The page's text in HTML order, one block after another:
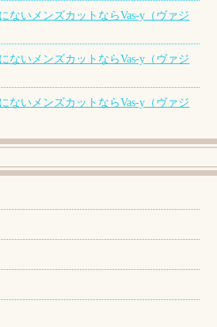
ないメンズカットならVas-y（ヴァジ
ないメンズカットならVas-y（ヴァジ
ないメンズカットならVas-y（ヴァジ